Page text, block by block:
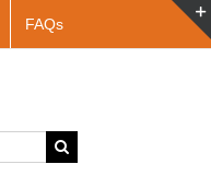
FAQs